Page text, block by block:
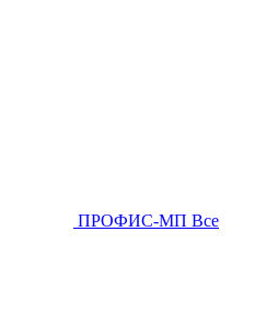
ПРОФИС-МП Все